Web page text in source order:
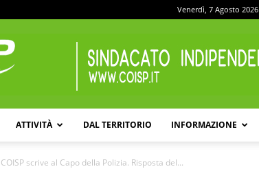
Venerdì, 7 Agosto 2026
ATTIVITÀ DAL TERRITORIO INFORMAZIONE
scrive al Capo della Polizia. Risposta del...